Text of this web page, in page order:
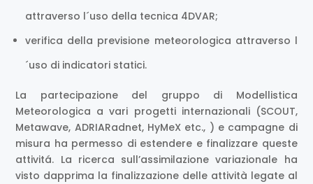
attraverso l´uso della tecnica 4DVAR;
verifica della previsione meteorologica attraverso l
´uso di indicatori statici.
La partecipazione del gruppo di Modellistica
Meteorologica a vari progetti internazionali (SCOUT,
Metawave, ADRIARadnet, HyMeX etc., ) e campagne di
misura ha permesso di estendere e finalizzare queste
attivitá. La ricerca sull’assimilazione variazionale ha
visto dapprima la finalizzazione delle attività legate al